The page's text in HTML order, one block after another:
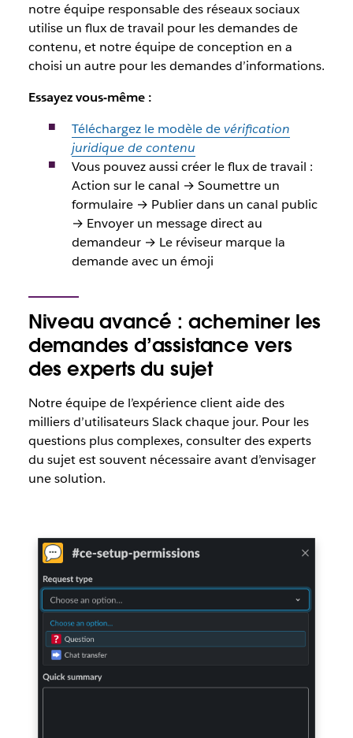
notre équipe responsable des réseaux sociaux
utilise un flux de travail pour les demandes de
contenu, et notre équipe de conception en a
choisi un autre pour les demandes d’informations.
Essayez vous-même :
Téléchargez le modèle devérification
juridique de contenu
Vous pouvez aussi créer le flux de travail :
Action sur le canal → Soumettre un
formulaire → Publier dans un canal public
→ Envoyer un message direct au
demandeur → Le réviseur marque la
demande avec un émoji
Niveau avancé : acheminer les
demandes d’assistance vers
des experts du sujet
Notre équipe de l’expérience client aide des
milliers d’utilisateurs Slack chaque jour. Pour les
questions plus complexes, consulter des experts
du sujet est souvent nécessaire avant d’envisager
une solution.